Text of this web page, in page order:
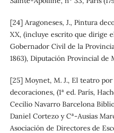
[24] Aragoneses, J., Pintura
XX, (incluye escrito que dirige
Gobernador Civil de la
1863), Diputación Provincial de
[25] Moynet, M. J., El teatro
decoraciones, (1ª ed. París,
Cecilio Navarro Barcelona
Daniel Cortezo y Cª-Ausias
Asociación de Directores de